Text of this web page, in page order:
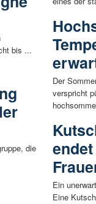
bis ...
die
Der
verspricht
Ein
Eine